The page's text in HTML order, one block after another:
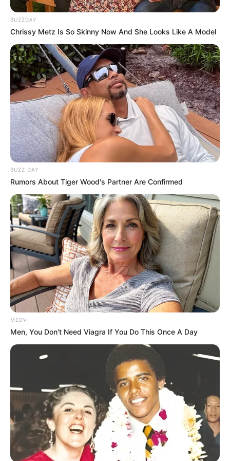
BUZZDAY
Chrissy Metz Is So Skinny Now And She Looks Like A Model
BUZZ DAY
Rumors About Tiger Wood's Partner Are Confirmed
MEDVI
Men, You Don't Need Viagra If You Do This Once A Day